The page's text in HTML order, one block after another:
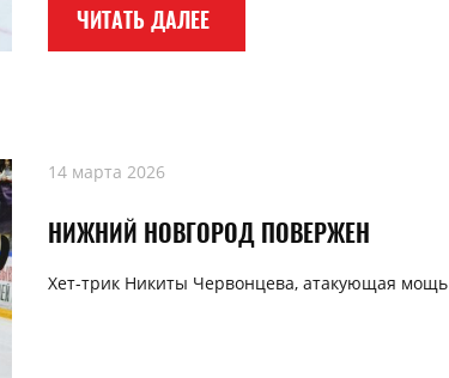
ЧИТАТЬ ДАЛЕЕ
14 марта 2026
НИЖНИЙ НОВГОРОД ПОВЕРЖЕН
Хет-трик Никиты Червонцева, атакующая